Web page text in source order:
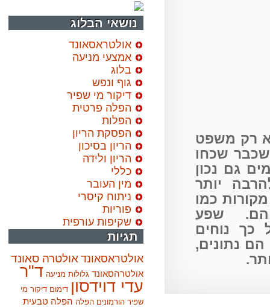
נושאי הבלוג
אולטראסאונד
אמצעי מניעה
בלוג
גוף ונפש
דיקור מי שפיר
הפלה פרטית
הפלות
הפסקת הריון
הריון בסיכון
הריון ולידה
כללי
מין העובר
ניתוח קיסרי
פוריות
שקיפות עורפית
תגיות
אולטראסאונד אולטרה סאונד
אולטרהסאונד גלולות מניעה ד"ר
עדי דוידסון דימום דיקור מי
שפיר הורמונים הפלה הפלה טבעית
רק משפט
שכחו
גם נכון
יותר
כמו
שפע
נוחים
נתונים,